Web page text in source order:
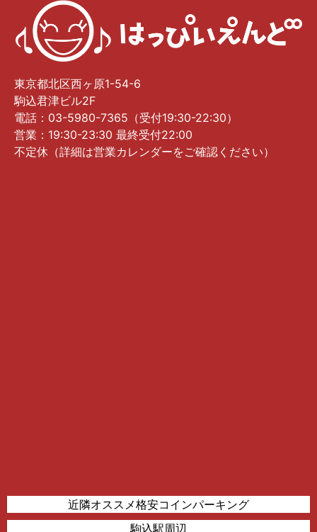
東京都北区西ヶ原1-54-6
駒込君津ビル2F
電話：03-5980-7365（受付19:30-22:30）
営業：19:30-23:30 最終受付22:00
不定休（詳細は営業カレンダーをご確認ください）
近隣オススメ格安コインパーキング
駒込駅周辺